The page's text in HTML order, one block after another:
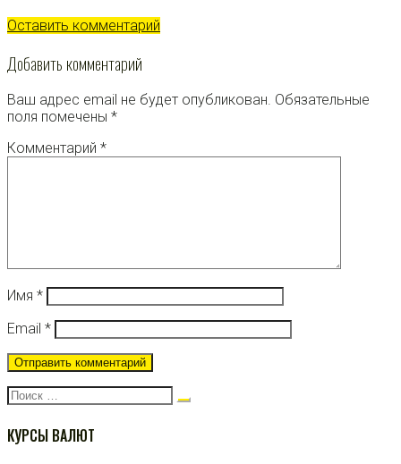
Оставить комментарий
Добавить комментарий
Ваш адрес email не будет опубликован. Обязательные
поля помечены *
Комментарий *
Имя *
Email *
Поиск:
КУРСЫ ВАЛЮТ